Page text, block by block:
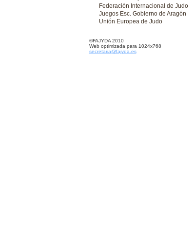
Federación Internacional de Judo
Juegos Esc. Gobierno de Aragón
Unión Europea de Judo
©FAJYDA 2010
Web optimizada para 1024x768
secretaria@fajyda.es